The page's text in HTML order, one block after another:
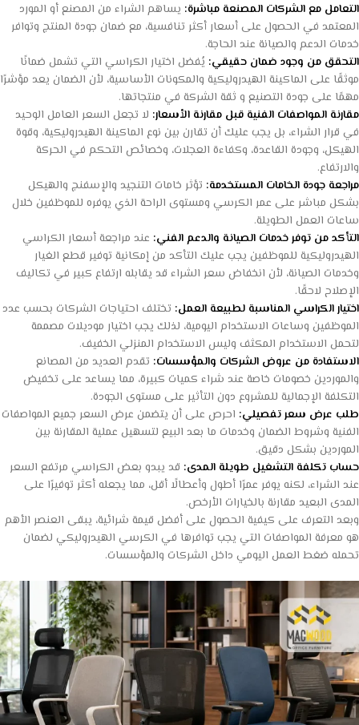
التعامل مع الشركات المصنعة مباشرة: يساهم الشراء من المصنع أو المورد
المعتمد في الحصول على أسعار أكثر تنافسية، مع ضمان جودة المنتج وتوافر
خدمات الدعم والصيانة عند الحاجة.
التحقق من وجود ضمان حقيقي: يُفضل اختيار الكراسي التي تشمل ضمانًا
موثقًا على الماكينة الهيدروليكية والمكونات الأساسية، لأن الضمان يعد مؤشرًا
مهمًا على جودة التصنيع و ثقة الشركة في منتجاتها.
مقارنة المواصفات الفنية قبل مقارنة الأسعار: لا تجعل السعر العامل الوحيد
في قرار الشراء، بل يجب عليك أن تقارن بين نوع الماكينة الهيدروليكية، وقوة
الهيكل، وجودة القاعدة، وكفاءة العجلات، وخصائص التحكم في الحركة
والارتفاع.
مراجعة جودة الخامات المستخدمة: تؤثر خامات التنجيد والإسفنج والهيكل
بشكل مباشر على عمر الكرسي ومستوى الراحة الذي يوفره للموظفين خلال
ساعات العمل الطويلة.
التأكد من توفر خدمات الصيانة والدعم الفني: عند مراجعة أسعار الكراسي
الهيدروليكية للموظفين يجب عليك التأكد من إمكانية توفير قطع الغيار
وخدمات الصيانة، لأن انخفاض سعر الشراء قد يقابله ارتفاع كبير في تكاليف
الإصلاح لاحقًا.
اختيار الكراسي المناسبة لطبيعة العمل: تختلف احتياجات الشركات بحسب عدد
الموظفين وساعات الاستخدام اليومية، لذلك يجب اختيار موديلات مصممة
لتحمل الاستخدام المكثف وليس الاستخدام المنزلي الخفيف.
الاستفادة من عروض الشركات والمؤسسات: تقدم العديد من المصانع
والموردين خصومات خاصة عند شراء كميات كبيرة، مما يساعد على تخفيض
التكلفة الإجمالية للمشروع دون التأثير على مستوى الجودة.
طلب عرض سعر تفصيلي: احرص على أن يتضمن عرض السعر جميع المواصفات
الفنية وشروط الضمان وخدمات ما بعد البيع لتسهيل عملية المقارنة بين
الموردين بشكل دقيق.
حساب تكلفة التشغيل طويلة المدى: قد يبدو بعض الكراسي مرتفع السعر
عند الشراء، لكنه يوفر عمرًا أطول وأعطالًا أقل، مما يجعله أكثر توفيرًا على
المدى البعيد مقارنة بالخيارات الأرخص.
وبعد التعرف على كيفية الحصول على أفضل قيمة شرائية، يبقى العنصر الأهم
هو معرفة المواصفات التي يجب توافرها في الكرسي الهيدروليكي لضمان
تحمله ضغط العمل اليومي داخل الشركات والمؤسسات.